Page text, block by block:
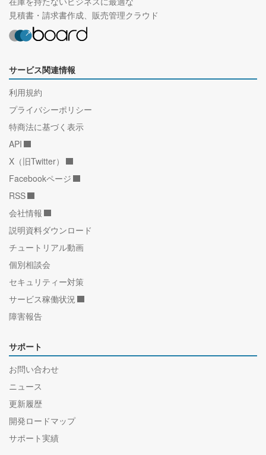
見積書・請求書作成、販売管理クラウド
サービス関連情報
利用規約
プライバシーポリシー
特商法に基づく表示
API
X（旧Twitter）
Facebookページ
RSS
会社情報
説明資料ダウンロード
チュートリアル動画
個別相談会
セキュリティー対策
サービス稼働状況
障害報告
サポート
お問い合わせ
ニュース
更新履歴
開発ロードマップ
サポート実績